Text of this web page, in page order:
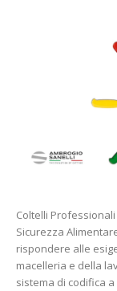
Coltelli Professionali
Sicurezza
rispondere alle
macelleria e della
sistema di codifica